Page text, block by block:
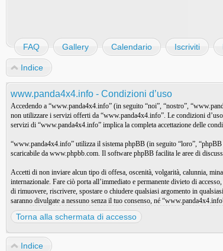
FAQ Gallery Calendario Iscriviti
Indice
www.panda4x4.info - Condizioni d’uso
Accedendo a “www.panda4x4.info” (in seguito “noi”, “nostro”,
non utilizzare i servizi offerti da “www.panda4x4.info”. Le condizioni
servizi di “www.panda4x4.info” implica la completa accettazione delle
“www.panda4x4.info” utilizza il sistema phpBB (in seguito “loro”,
scaricabile da www.phpbb.com. Il software phpBB facilita le aree di
Accetti di non inviare alcun tipo di offesa, oscenità, volgarità, calunnia,
internazionale. Fare ciò porta all’immediato e permanente divieto di
di rimuovere, riscrivere, spostare o chiudere qualsiasi argomento in
saranno divulgate a nessuno senza il tuo consenso, né
Torna alla schermata di accesso
Indice